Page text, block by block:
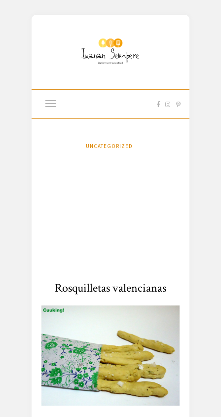
UNCATEGORIZED
Rosquilletas valencianas